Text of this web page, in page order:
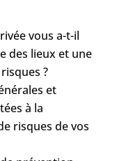
vous a-t-il
des lieux et une
?
et
à la
risques de vos